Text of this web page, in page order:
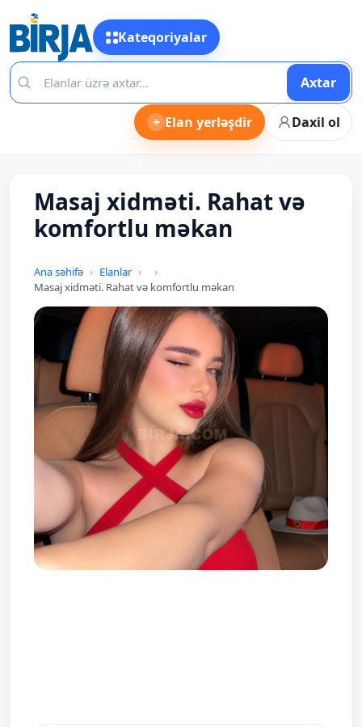
Kateqoriyalar
Axtar
+ Elan yerləşdir Daxil ol
Masaj xidməti. Rahat və
komfortlu məkan
Ana səhifə
Elanlar
Masaj xidməti. Rahat və komfortlu məkan